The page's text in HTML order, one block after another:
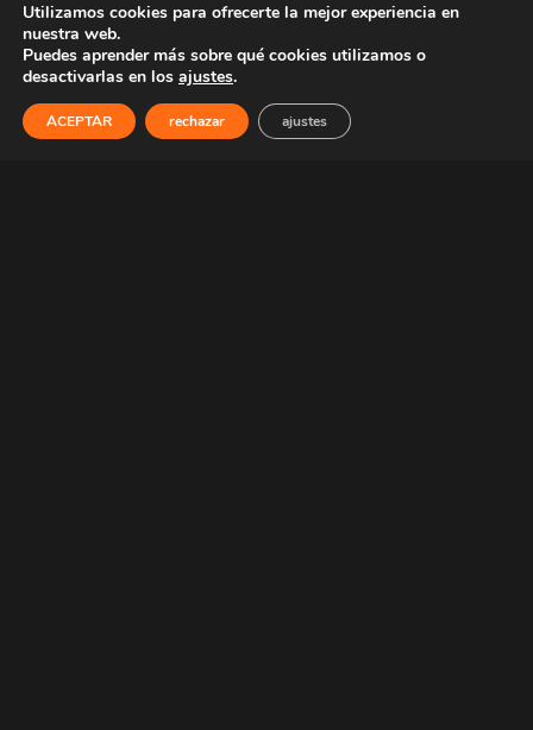
REDES SOCIALES
Instagram
Utilizamos cookies para ofrecerte la mejor experiencia en
nuestra web.
Puedes aprender más sobre qué cookies utilizamos o
desactivarlas en los ajustes.
ACEPTAR rechazar ajustes